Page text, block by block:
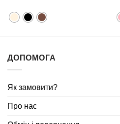
грн.
ДОПОМОГА
Як замовити?
Про нас